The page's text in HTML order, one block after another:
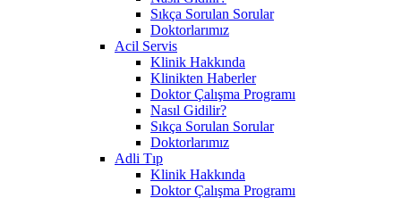
Sıkça Sorulan Sorular
Doktorlarımız
Acil Servis
Klinik Hakkında
Klinikten Haberler
Doktor Çalışma Programı
Nasıl Gidilir?
Sıkça Sorulan Sorular
Doktorlarımız
Adli Tıp
Klinik Hakkında
Doktor Çalışma Programı